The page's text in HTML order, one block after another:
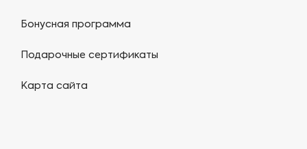
Бонусная программа
Подарочные сертификаты
Карта сайта